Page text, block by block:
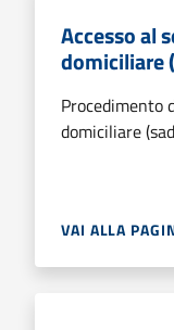
Accesso al
domiciliare
Procedimento
domiciliare
VAI ALLA